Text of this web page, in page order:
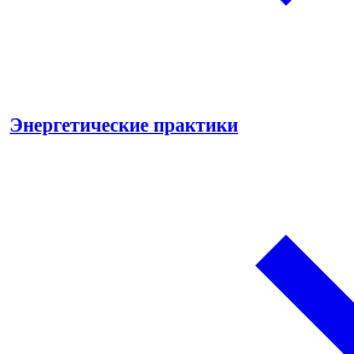
Энергетические практики